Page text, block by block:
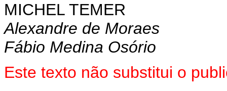
MICHEL TEMER
Alexandre de Moraes
Fábio Medina Osório
Este texto não substitui o